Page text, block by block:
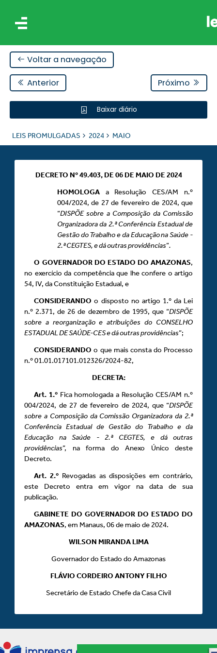
Voltar a navegação
Anterior Próximo
Baixar diário
LEIS PROMULGADAS 2024 MAIO
DECRETO Nº 49.403, DE 06 DE MAIO DE 2024
HOMOLOGAa Resolução CES/AM n.º
004/2024, de 27 de fevereiro de 2024, que
“DISPÕE sobre a Composição da Comissão
Organizadora da 2.ª Conferência Estadual de
Gestão do Trabalho e da Educação na Saúde -
2.ª CEGTES, e dá outras providências”.
O GOVERNADOR DO ESTADO DO AMAZONAS,
no exercício da competência que lhe confere o artigo
54, IV, da Constituição Estadual, e
CONSIDERANDO o disposto no artigo 1.º da Lei
n.º 2.371, de 26 de dezembro de 1995, que “DISPÕE
sobre a reorganização e atribuições do CONSELHO
ESTADUAL DE SAÚDE-CES e dá outras providências”;
CONSIDERANDO o que mais consta do Processo
n.º 01.01.017101.012326/2024-82,
DECRETA:
Art. 1.º Fica homologada a Resolução CES/AM n.º
004/2024, de 27 de fevereiro de 2024, que “DISPÕE
sobre a Composição da Comissão Organizadora da 2.ª
Conferência Estadual de Gestão do Trabalho e da
Educação na Saúde - 2.ª CEGTES, e dá outras
providências”, na forma do Anexo Único deste
Decreto.
Art. 2.º Revogadas as disposições em contrário,
este Decreto entra em vigor na data de sua
publicação.
GABINETE DO GOVERNADOR DO ESTADO DO
AMAZONAS, em Manaus, 06 de maio de 2024.
WILSON MIRANDA LIMA
Governador do Estado do Amazonas
FLÁVIO CORDEIRO ANTONY FILHO
Secretário de Estado Chefe da Casa Civil